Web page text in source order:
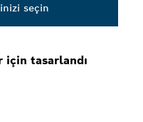
için tasarlandı
seçin